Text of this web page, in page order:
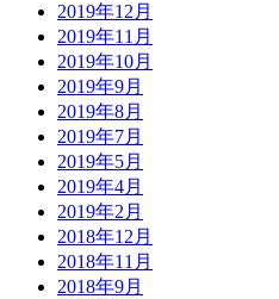
2019年12月
2019年11月
2019年10月
2019年9月
2019年8月
2019年7月
2019年5月
2019年4月
2019年2月
2018年12月
2018年11月
2018年9月